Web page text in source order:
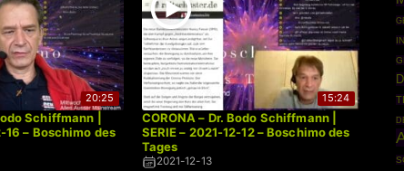
20:25
Schiffmann |
16 – Boschimo des
15:24
CORONA – Dr. Bodo Schiffmann |
SERIE – 2021-12-12 – Boschimo des
Tages
2021-12-13